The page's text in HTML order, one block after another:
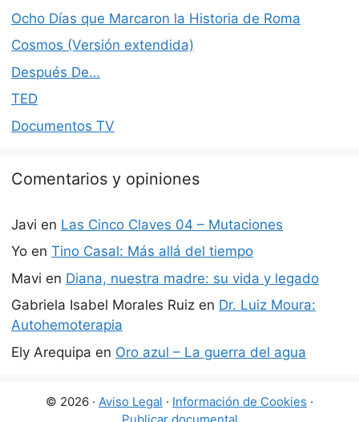
Ocho Días que Marcaron la Historia de Roma
Cosmos (Versión extendida)
Después De…
TED
Documentos TV
Comentarios y opiniones
Javi en Las Cinco Claves 04 – Mutaciones
Yo en Tino Casal: Más allá del tiempo
Mavi en Diana, nuestra madre: su vida y legado
Gabriela Isabel Morales Ruiz en Dr. Luiz Moura:
Autohemoterapia
Ely Arequipa en Oro azul – La guerra del agua
© 2026 · Aviso Legal · Información de Cookies ·
Publicar documental